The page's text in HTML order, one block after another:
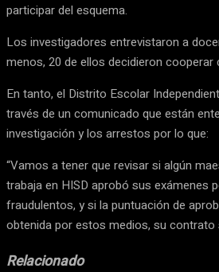
participar del esquema.
Los investigadores entrevistaron a
menos, 20 de ellos decidieron cooperar
En tanto, el Distrito Escolar
través de un comunicado que están
investigación y los arrestos por lo que:
“Vamos a tener que revisar si algún
trabaja en HISD aprobó sus exámenes
fraudulentos, y si la puntuación de
obtenida por estos medios, su contrato
Relacionado